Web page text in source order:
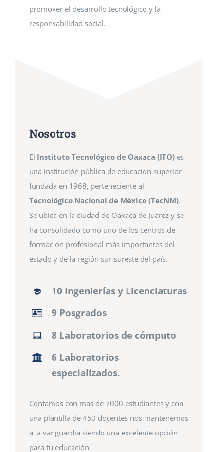
promover el desarrollo tecnológico y la
responsabilidad social.
Nosotros
El Instituto Tecnológico de Oaxaca (ITO)es
una institución pública de educación superior
fundada en 1968, perteneciente al
Tecnológico Nacional de México (TecNM).
Se ubica en la ciudad de Oaxaca de Juárez y se
ha consolidado como uno de los centros de
formación profesional más importantes del
estado y de la región sur-sureste del país.
10 Ingenierías y Licenciaturas
9 Posgrados
8 Laboratorios de cómputo
6 Laboratorios
especializados.
Contamos con mas de 7000 estudiantes y con
una plantilla de 450 docentes nos mantenemos
a la vanguardia siendo una excelente opción
para tu educación